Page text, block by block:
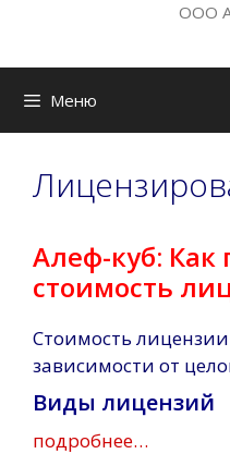
ООО
Меню
Алеф-куб: Как
стоимость
Стоимость
зависимости от
Виды лицензий
подробнее…